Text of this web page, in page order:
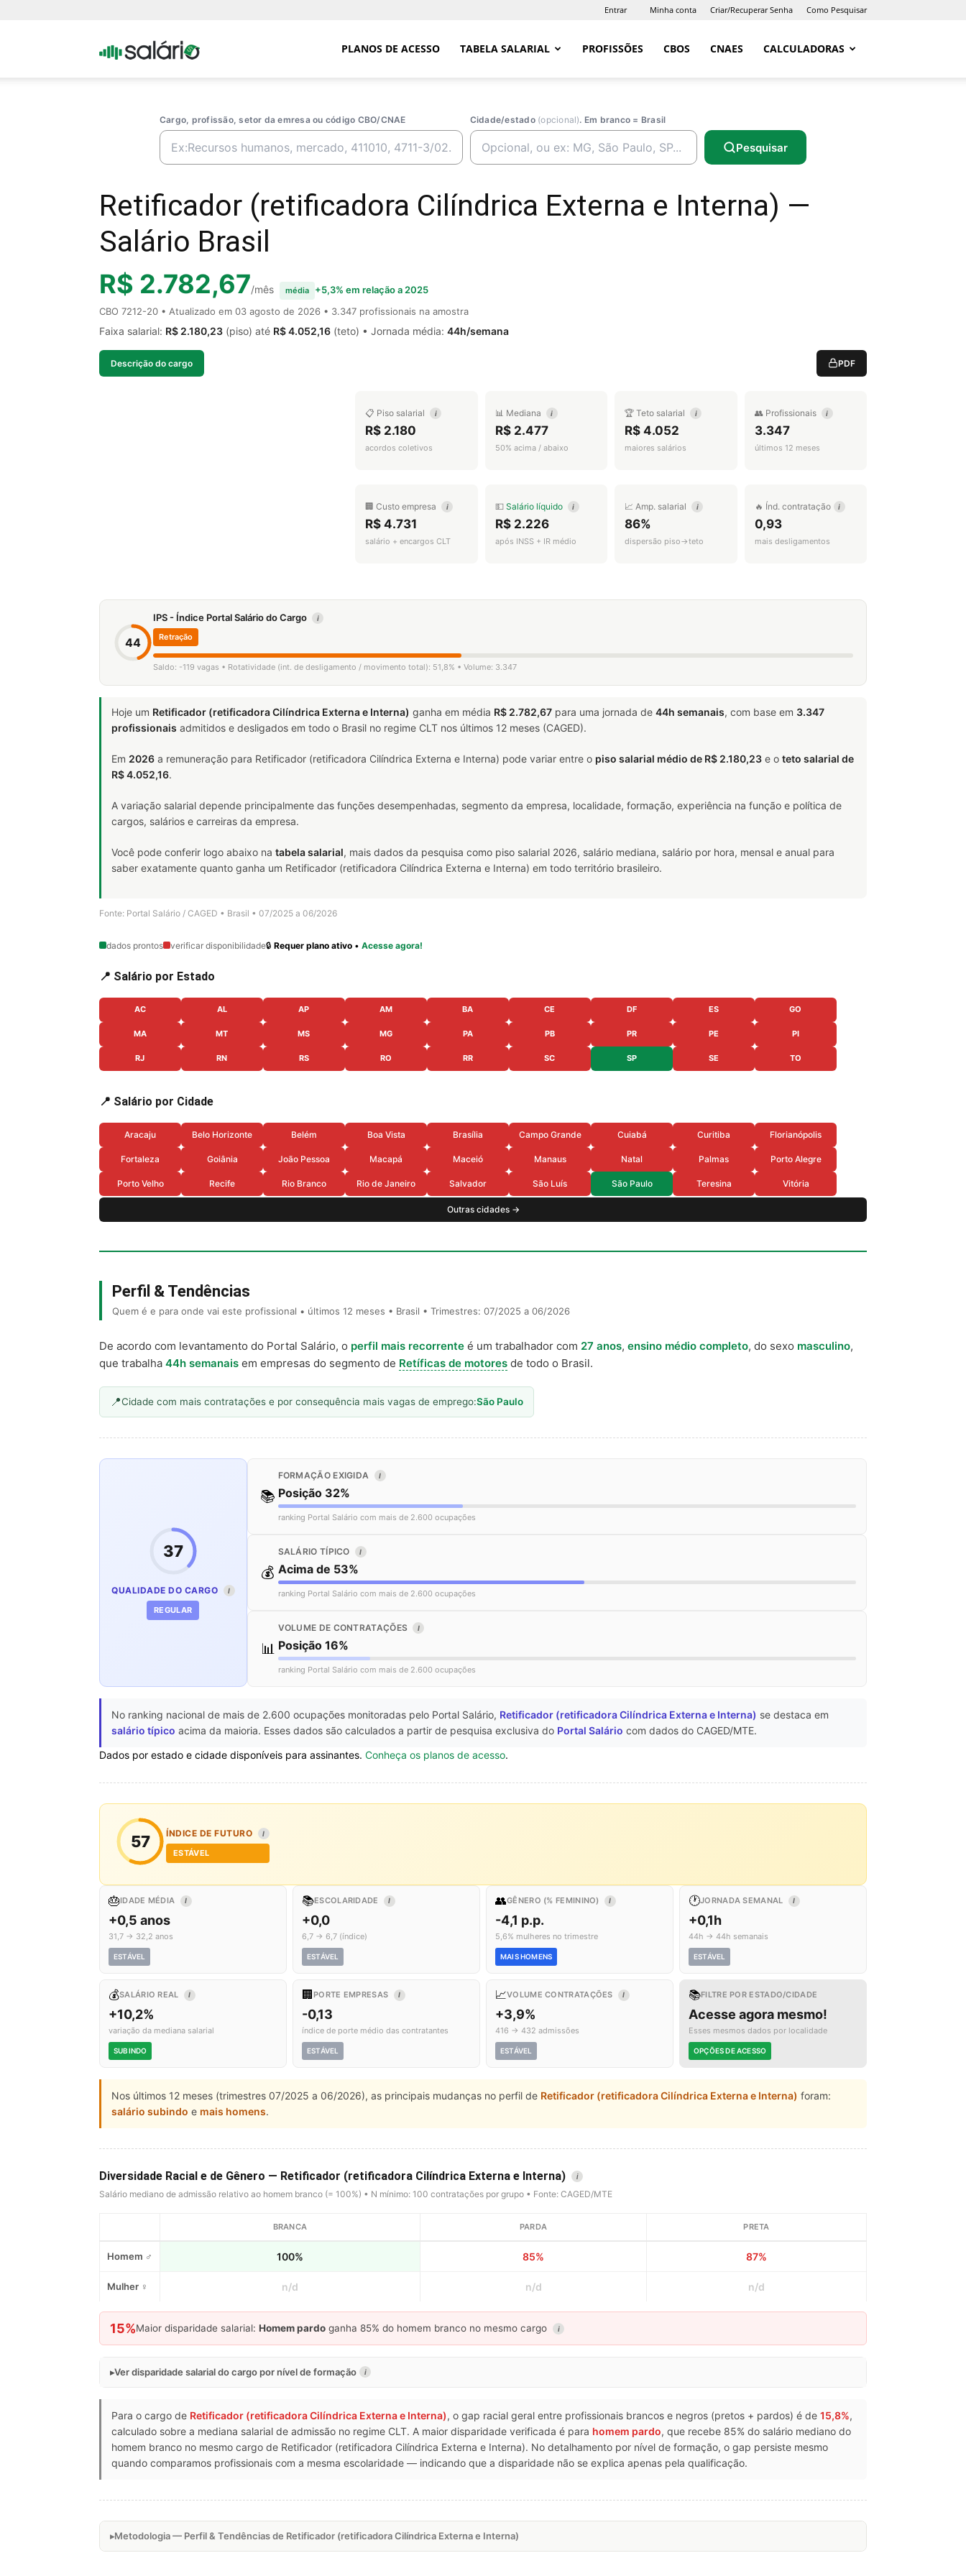
Entrar Minha conta Criar/Recuperar Senha Como Pesquisar
Portal PLANOS DE ACESSO TABELA SALARIAL PROFISSÕES CBOS CNAES CALCULADORAS
Cargo, profissão, setor da emresa ou código CBO/CNAE Cidade/estado (opcional). Em branco = Brasil
Pesquisar
Retificador (retificadora Cilíndrica Externa e Interna) —
Salário Brasil
R$ 2.782,67/mês média
+5,3% em relação a 2025
CBO 7212-20 • Atualizado em 03 agosto de 2026 • 3.347 profissionais na amostra
Faixa salarial: R$ 2.180,23 (piso) até R$ 4.052,16 (teto) • Jornada média: 44h/semana
Descrição do cargo PDF
📋 Piso salarial i
R$ 2.180
acordos coletivos
📊 Mediana i
R$ 2.477
50% acima / abaixo
🏆 Teto salarial i
R$ 4.052
maiores salários
👥 Profissionais i
3.347
últimos 12 meses
🏢 Custo empresa i
R$ 4.731
salário + encargos CLT
💵 Salário líquido i
R$ 2.226
após INSS + IR médio
📈 Amp. salarial i
86%
dispersão piso→teto
🔥 Índ. contratação i
0,93
mais desligamentos
44
IPS - Índice Portal Salário do Cargo i
Retração
Saldo: -119 vagas • Rotatividade (int. de desligamento / movimento total): 51,8% • Volume: 3.347
Hoje um Retificador (retificadora Cilíndrica Externa e Interna) ganha em média R$ 2.782,67 para uma jornada de 44h semanais, com base em 3.347
profissionais admitidos e desligados em todo o Brasil no regime CLT nos últimos 12 meses (CAGED).
Em 2026 a remuneração para Retificador (retificadora Cilíndrica Externa e Interna) pode variar entre o piso salarial médio de R$ 2.180,23 e o teto salarial de
R$ 4.052,16.
A variação salarial depende principalmente das funções desempenhadas, segmento da empresa, localidade, formação, experiência na função e política de
cargos, salários e carreiras da empresa.
Você pode conferir logo abaixo na tabela salarial, mais dados da pesquisa como piso salarial 2026, salário mediana, salário por hora, mensal e anual para
saber exatamente quanto ganha um Retificador (retificadora Cilíndrica Externa e Interna) em todo território brasileiro.
Fonte: Portal Salário / CAGED • Brasil • 07/2025 a 06/2026
dados prontos verificar disponibilidade🔒 Requer plano ativo • Acesse agora!
📍 Salário por Estado
AC AL AP AM BA CE DF ES GO
MA MT MS MG PA PB PR PE PI
RJ RN RS RO RR SC SP SE TO
📍 Salário por Cidade
Aracaju Belo Horizonte Belém Boa Vista Brasília Campo Grande Cuiabá Curitiba Florianópolis
Fortaleza Goiânia João Pessoa Macapá Maceió Manaus Natal Palmas Porto Alegre
Porto Velho Recife Rio Branco Rio de Janeiro Salvador São Luís São Paulo Teresina Vitória
Outras cidades →
Perfil & Tendências
Quem é e para onde vai este profissional • últimos 12 meses • Brasil • Trimestres: 07/2025 a 06/2026
De acordo com levantamento do Portal Salário, o perfil mais recorrente é um trabalhador com 27 anos, ensino médio completo, do sexo masculino,
que trabalha 44h semanais em empresas do segmento de Retíficas de motores de todo o Brasil.
Cidade com mais contratações e por consequência mais vagas de emprego:São Paulo
37
QUALIDADE DO CARGO I
REGULAR
📚
FORMAÇÃO EXIGIDA I
Posição 32%
ranking Portal Salário com mais de 2.600 ocupações
💰
SALÁRIO TÍPICO I
Acima de 53%
ranking Portal Salário com mais de 2.600 ocupações
📊
VOLUME DE CONTRATAÇÕES I
Posição 16%
ranking Portal Salário com mais de 2.600 ocupações
No ranking nacional de mais de 2.600 ocupações monitoradas pelo Portal Salário, Retificador (retificadora Cilíndrica Externa e Interna) se destaca em
salário típico acima da maioria. Esses dados são calculados a partir de pesquisa exclusiva do Portal Salário com dados do CAGED/MTE.
Dados por estado e cidade disponíveis para assinantes. Conheça os planos de acesso.
57 ÍNDICE DE FUTURO I
ESTÁVEL
🎂IDADE MÉDIA I
+0,5 anos
31,7 → 32,2 anos
ESTÁVEL
📚ESCOLARIDADE I
+0,0
6,7 → 6,7 (índice)
ESTÁVEL
👥GÊNERO (% FEMININO) I
-4,1 p.p.
5,6% mulheres no trimestre
MAIS HOMENS
🕐JORNADA SEMANAL I
+0,1h
44h → 44h semanais
ESTÁVEL
💰SALÁRIO REAL I
+10,2%
variação da mediana salarial
SUBINDO
🏢 PORTE EMPRESAS I
-0,13
índice de porte médio das contratantes
ESTÁVEL
📈VOLUME CONTRATAÇÕES I
+3,9%
416 → 432 admissões
ESTÁVEL
📚FILTRE POR ESTADO/CIDADE
Acesse agora mesmo!
Esses mesmos dados por localidade
OPÇÕES DE ACESSO
Nos últimos 12 meses (trimestres 07/2025 a 06/2026), as principais mudanças no perfil de Retificador (retificadora Cilíndrica Externa e Interna) foram:
salário subindo e mais homens.
Diversidade Racial e de Gênero — Retificador (retificadora Cilíndrica Externa e Interna) i
Salário mediano de admissão relativo ao homem branco (= 100%) • N mínimo: 100 contratações por grupo • Fonte: CAGED/MTE
BRANCA PARDA PRETA
Homem ♂ 100% 85% 87%
Mulher ♀ n/d n/d n/d
15%Maior disparidade salarial: Homem pardo ganha 85% do homem branco no mesmo cargo i
Ver disparidade salarial do cargo por nível de formação i
Para o cargo de Retificador (retificadora Cilíndrica Externa e Interna), o gap racial geral entre profissionais brancos e negros (pretos + pardos) é de 15,8%,
calculado sobre a mediana salarial de admissão no regime CLT. A maior disparidade verificada é para homem pardo, que recebe 85% do salário mediano do
homem branco no mesmo cargo de Retificador (retificadora Cilíndrica Externa e Interna). No detalhamento por nível de formação, o gap persiste mesmo
quando comparamos profissionais com a mesma escolaridade — indicando que a disparidade não se explica apenas pela qualificação.
Metodologia — Perfil & Tendências de Retificador (retificadora Cilíndrica Externa e Interna)